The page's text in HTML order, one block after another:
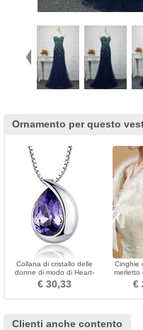
Ornamento per questo
Collana di cristallo delle
donne di modo di Heart-
shaped d'argento
all'ingrosso
€ 30,33
Cinghie
merletto
€
Clienti anche contento